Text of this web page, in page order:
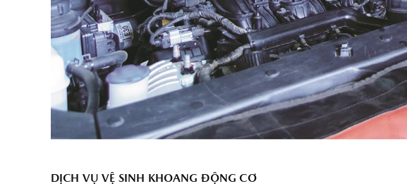
DỊCH VỤ VỆ SINH KHOANG ĐỘNG CƠ